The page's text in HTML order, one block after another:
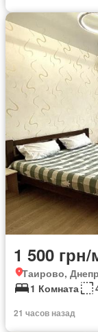
1 500
Таирово,
1 Комната
21 часов назад